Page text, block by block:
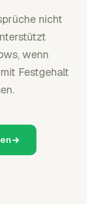
nicht
wenn
Festgehalt